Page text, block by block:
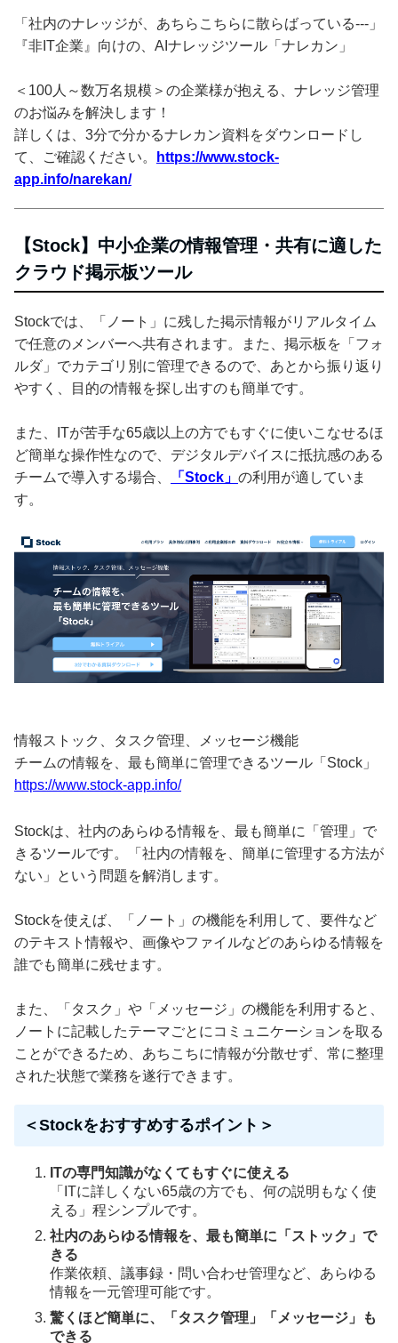
「社内のナレッジが、あちらこちらに散らばっている---」
『非IT企業』向けの、AIナレッジツール「ナレカン」
＜100人～数万名規模＞の企業様が抱える、ナレッジ管理
のお悩みを解決します！
詳しくは、3分で分かるナレカン資料をダウンロードし
て、ご確認ください。
https://www.stock-
app.info/narekan/
【Stock】中小企業の情報管理・共有に適した
クラウド掲示板ツール
Stockでは、「ノート」に残した掲示情報がリアルタイム
で任意のメンバーへ共有されます。また、掲示板を「フォ
ルダ」でカテゴリ別に管理できるので、あとから振り返り
やすく、目的の情報を探し出すのも簡単です。
また、ITが苦手な65歳以上の方でもすぐに使いこなせるほ
ど簡単な操作性なので、デジタルデバイスに抵抗感のある
チームで導入する場合、
「Stock」 の利用が適していま
す。
情報ストック、タスク管理、メッセージ機能
チームの情報を、最も簡単に管理できるツール「Stock」
https://www.stock-app.info/
Stockは、社内のあらゆる情報を、最も簡単に「管理」で
きるツールです。「社内の情報を、簡単に管理する方法が
ない」という問題を解消します。
Stockを使えば、「ノート」の機能を利用して、要件など
のテキスト情報や、画像やファイルなどのあらゆる情報を
誰でも簡単に残せます。
また、「タスク」や「メッセージ」の機能を利用すると、
ノートに記載したテーマごとにコミュニケーションを取る
ことができるため、あちこちに情報が分散せず、常に整理
された状態で業務を遂行できます。
＜Stockをおすすめするポイント＞
ITの専門知識がなくてもすぐに使える
「ITに詳しくない65歳の方でも、何の説明もなく使
える」程シンプルです。
社内のあらゆる情報を、最も簡単に「ストック」で
きる
作業依頼、議事録・問い合わせ管理など、あらゆる
情報を一元管理可能です。
驚くほど簡単に、「タスク管理」「メッセージ」も
できる